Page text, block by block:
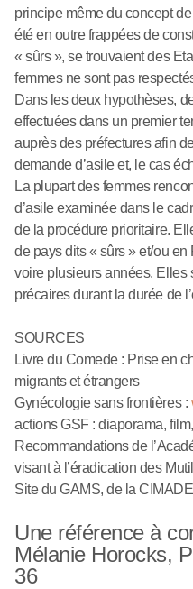
principe même du concept
été en outre frappées de
« sûrs », se trouvaient des
femmes ne sont pas
Dans les deux hypothèses,
effectuées dans un premier
auprès des préfectures afin
demande d’asile et, le cas
La plupart des femmes
d’asile examinée dans le
de la procédure prioritaire.
de pays dits « sûrs » et/ou
voire plusieurs années. Elles
précaires durant la durée de
SOURCES
Livre du Comede : Prise en
migrants et étrangers
Gynécologie sans frontières :
actions GSF : diaporama,
Recommandations de
visant à l’éradication des
Site du GAMS, de la CIMADE
Une référence à
Mélanie Horocks,
36